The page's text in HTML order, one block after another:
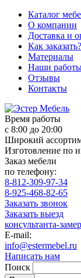
Каталог
О компании
Доставка и
Как заказать?
Материалы
Наши
Отзывы
Контакты
Время работы
с 8:00 до 20:00
Широкий
Изготовление по
Заказ мебели
по телефону:
8-812-309-97-34
8-925-468-82-65
Заказать звонок
Заказать выезд
консультанта-
E-mail:
info@estermebel.ru
Написать нам
Поиск